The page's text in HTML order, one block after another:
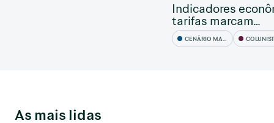
Indicadores
tarifas marcam…
CENÁRIO MACRO
As mais lidas